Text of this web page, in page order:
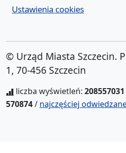
Ustawienia cookies
© Urząd Miasta Szczecin.
1, 70-456 Szczecin
liczba wyświetleń: 208557031
570874/ najczęściej